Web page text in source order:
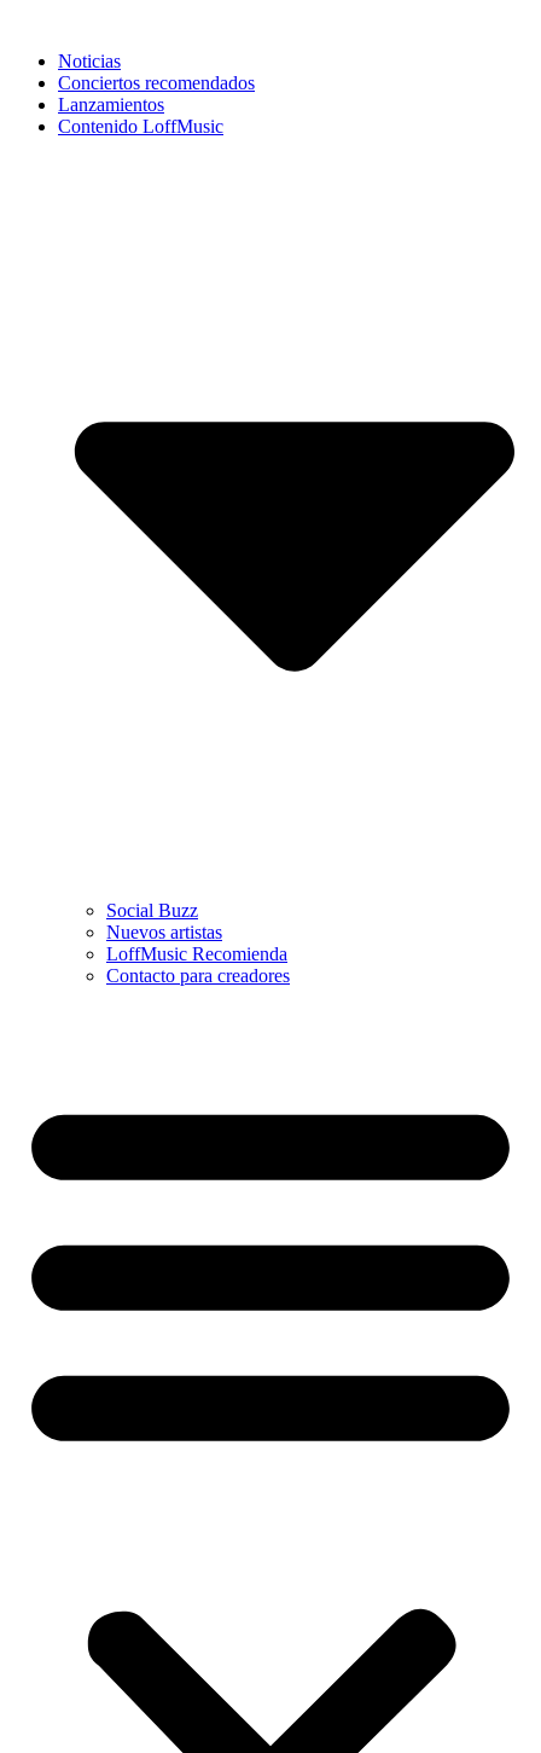
Noticias
Conciertos recomendados
Lanzamientos
Contenido LoffMusic
Social Buzz
Nuevos artistas
LoffMusic Recomienda
Contacto para creadores